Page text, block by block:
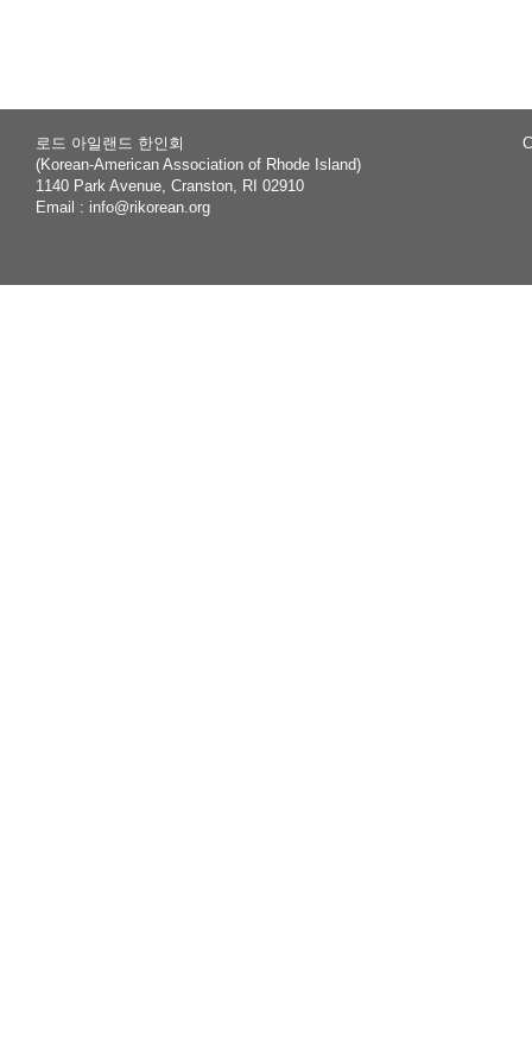
로드 아일랜드 한인회
(Korean-American Association of Rhode Island)
1140 Park Avenue, Cranston, RI 02910
Email : info@rikorean.org